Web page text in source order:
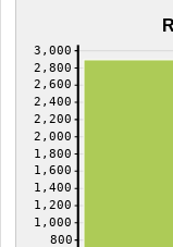
800
1,000
1,200
1,400
1,600
1,800
2,000
2,200
2,400
2,600
2,800
3,000